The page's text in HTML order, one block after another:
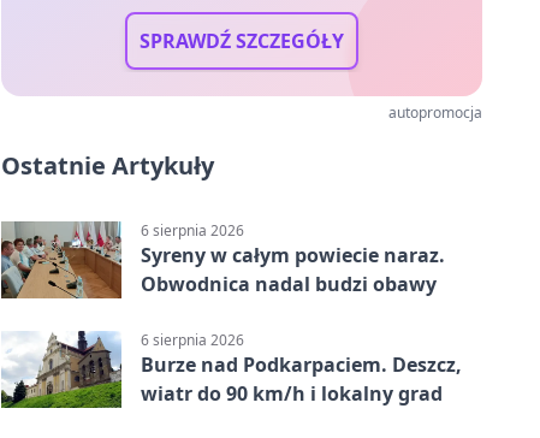
SPRAWDŹ SZCZEGÓŁY
autopromocja
Ostatnie Artykuły
6 sierpnia 2026
Syreny w całym powiecie naraz.
Obwodnica nadal budzi obawy
6 sierpnia 2026
Burze nad Podkarpaciem. Deszcz,
wiatr do 90 km/h i lokalny grad